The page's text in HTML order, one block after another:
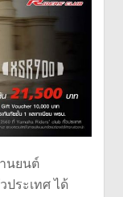
นยนต์
ประเทศ ได้